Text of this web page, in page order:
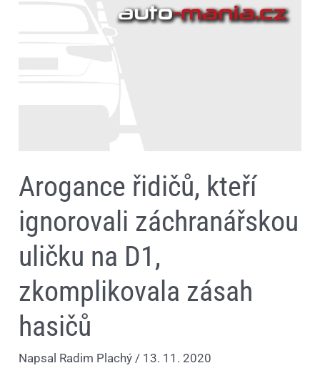
Arogance řidičů, kteří
ignorovali záchranářskou
uličku na D1,
zkomplikovala zásah
hasičů
Napsal Radim Plachý/ 13. 11. 2020